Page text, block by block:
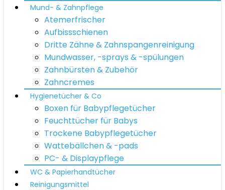
Mund- & Zahnpflege
Atemerfrischer
Aufbissschienen
Dritte Zähne & Zahnspangenreinigung
Mundwasser, -sprays & -spülungen
Zahnbürsten & Zubehör
Zahncremes
Hygienetücher & Co
Boxen für Babypflegetücher
Feuchttücher für Babys
Trockene Babypflegetücher
Wattebällchen & -pads
PC- & Displaypflege
WC & Papierhandtücher
Reinigungsmittel